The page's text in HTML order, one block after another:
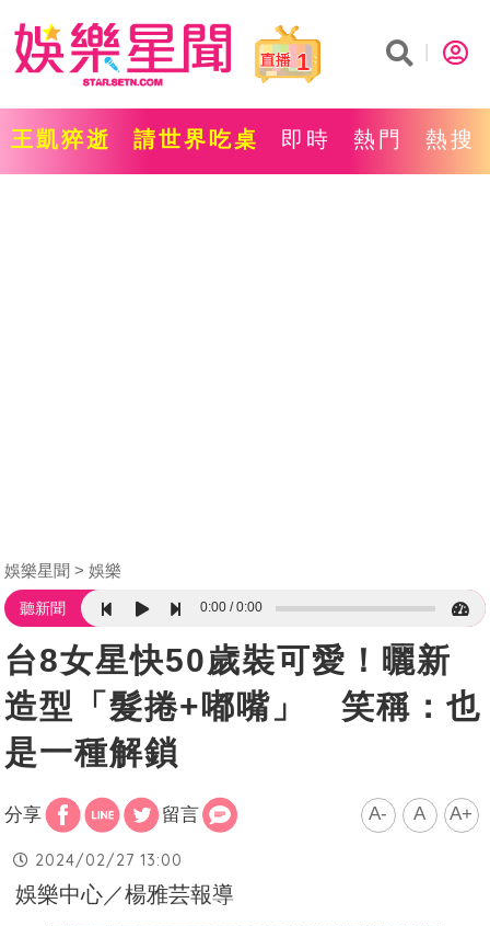
1
王凱猝逝 請世界吃桌 即時 熱門 熱搜
娛樂星聞 娛樂
聽新聞 0:00 0:00
台8女星快50歲裝可愛！曬新
造型「髮捲+嘟嘴」 笑稱：也
是一種解鎖
分享 留言 A- A A+
2024/02/27 13:00
娛樂中心／楊雅芸報導